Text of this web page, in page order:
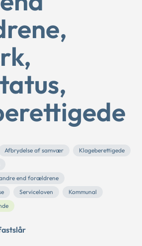
Afbrydelse af samvær
Klageberettigede
end forældrene
Serviceloven
Kommunal